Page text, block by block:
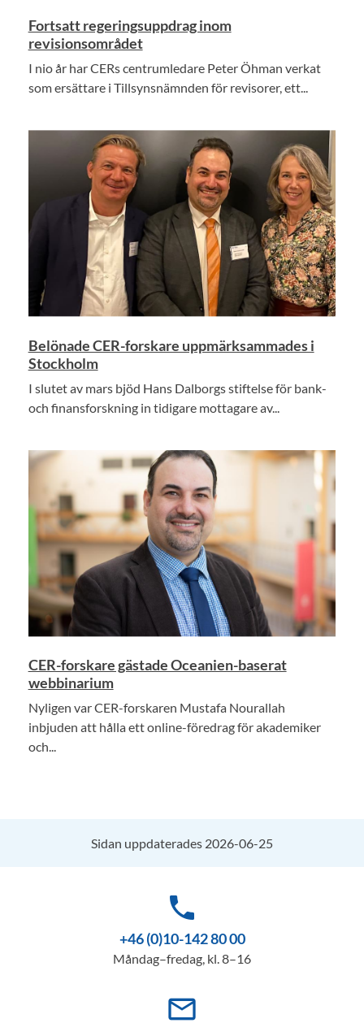
Fortsatt regeringsuppdrag inom
revisionsområdet
I nio år har CERs centrumledare Peter Öhman verkat
som ersättare i Tillsynsnämnden för revisorer, ett...
Belönade CER-forskare uppmärksammades i
Stockholm
I slutet av mars bjöd Hans Dalborgs stiftelse för bank-
och finansforskning in tidigare mottagare av...
CER-forskare gästade Oceanien-baserat
webbinarium
Nyligen var CER-forskaren Mustafa Nourallah
inbjuden att hålla ett online-föredrag för akademiker
och...
Sidan uppdaterades 2026-06-25
phone
+46 (0)10-142 80 00
Måndag–fredag, kl. 8–16
mail_outline